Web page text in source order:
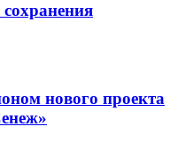
нового проекта